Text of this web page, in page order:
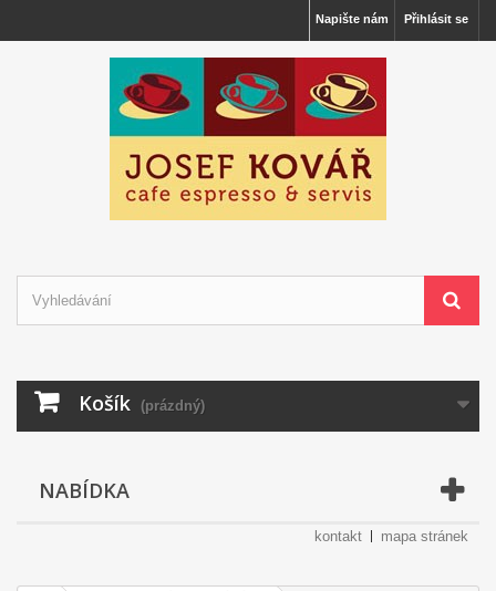
Přihlásit se
Napište nám
Košík (prázdný)
NABÍDKA
kontakt mapa stránek